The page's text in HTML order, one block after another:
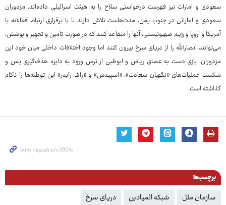
سعودی و امارات نیز فهرست درخواستی سلاح را به هیئت اسرائیلی داده‌اند. مزدوران
سعودی و اماراتی در جنوب یمن، مدت‌هاست تلاش دارند تا با برقراری ارتباط فعالانه با
آمریکا و اروپا و رژیم صهیونیستی، آنها را متقاعد کنند که در صورت تامین و تجهیز و پوشش،
می‌توانند انصارالله را از دریای سرخ بیرون کنند اما وجود اختلافات داخلی میان خود این
مزدوران، بازی دست به عصای ریاض و ابوظبی از ترس ورود به دایره هدف‌گیری یمن و
شکست عملیات‌های «نگهبان سعادت»، «اسپیدس» و «راف رایدر» این توطئه‌ها را ناکام
گذاشته است.
برچسب‌ها
سازمان ملل شبکه المیادین
دریای سرخ